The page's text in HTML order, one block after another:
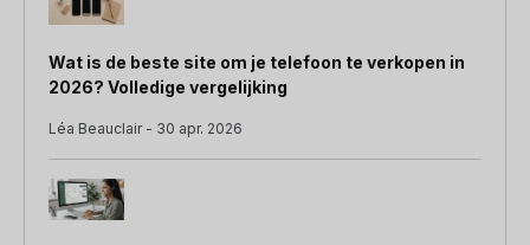
Wat is de beste site om je telefoon te verkopen in
2026? Volledige vergelijking
Léa Beauclair - 30 apr. 2026